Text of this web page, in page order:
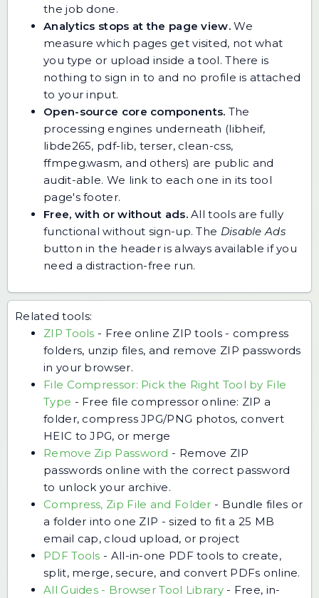
the job done.
Analytics stops at the page view.We
measure which pages get visited, not what
you type or upload inside a tool. There is
nothing to sign in to and no profile is attached
to your input.
Open-source core components. The
processing engines underneath (libheif,
libde265, pdf-lib, terser, clean-css,
ffmpeg.wasm, and others) are public and
audit-able. We link to each one in its tool
page's footer.
Free, with or without ads.All tools are fully
functional without sign-up. The Disable Ads
button in the header is always available if you
need a distraction-free run.
Related tools:
ZIP Tools - Free online ZIP tools - compress
folders, unzip files, and remove ZIP passwords
in your browser.
File Compressor: Pick the Right Tool by File
Type - Free file compressor online: ZIP a
folder, compress JPG/PNG photos, convert
HEIC to JPG, or merge
Remove Zip Password - Remove ZIP
passwords online with the correct password
to unlock your archive.
Compress, Zip File and Folder - Bundle files or
a folder into one ZIP - sized to fit a 25 MB
email cap, cloud upload, or project
PDF Tools - All-in-one PDF tools to create,
split, merge, secure, and convert PDFs online.
All Guides - Browser Tool Library- Free, in-